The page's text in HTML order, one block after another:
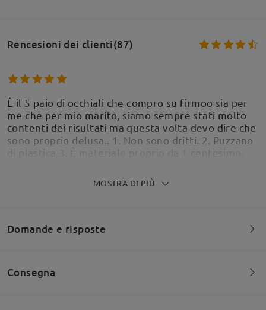
Rencesioni dei clienti(87)
È il 5 paio di occhiali che compro su firmoo sia per
me che per mio marito, siamo sempre stati molto
contenti dei risultati ma questa volta devo dire che
sono proprio delusa.. 1. Non sono dritti. 2. Puzzano
non è materiale che si chiude. Delusa al 1000%.
Nella foto potete vedere che non sono stati
bymyhuman onMay 30 , 2026
MOSTRA DI PIÙ
Domande e risposte
Siete invitati a lasciare qualsiasi commento sulla montatura.
Consegna